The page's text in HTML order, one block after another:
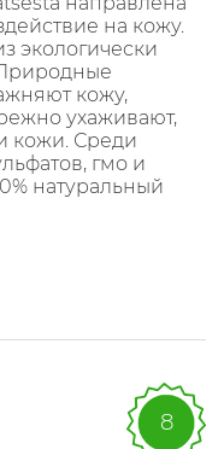
на кожу.
экологически
кожу,
ухаживают,
кожи. Среди
гмо и
натуральный
8